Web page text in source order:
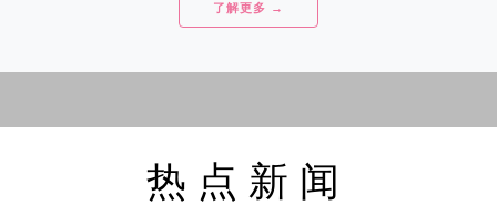
了解更多 →
热点新闻